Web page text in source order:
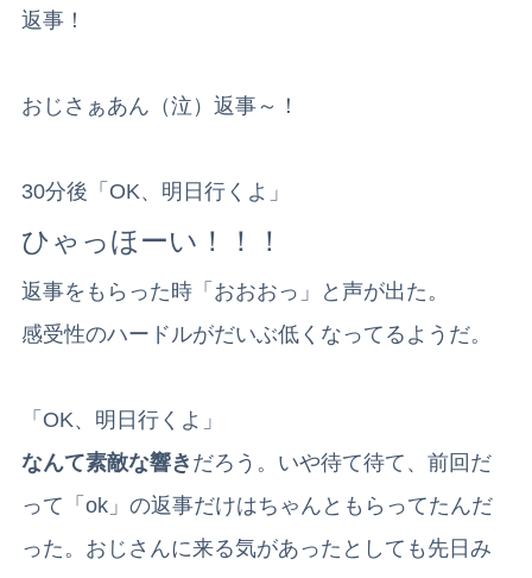
返事！
おじさぁあん（泣）返事～！
30分後「OK、明日行くよ」
ひゃっほーい！！！
返事をもらった時「おおおっ」と声が出た。
感受性のハードルがだいぶ低くなってるようだ。
「OK、明日行くよ」
なんて素敵な響き だろう。いや待て待て、前回だ
って「ok」の返事だけはちゃんともらってたんだ
った。おじさんに来る気があったとしても先日み